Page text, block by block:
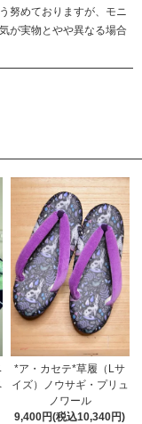
努めておりますが、モニ
が実物とやや異なる場合
*ア・カセテ*草履（Lサ
イズ）ノウサギ・プリュ
ノワール
9,400円(税込10,340円)